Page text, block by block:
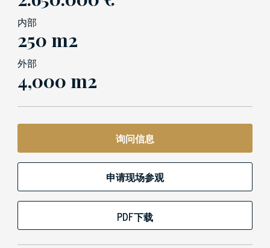
内部
250 m2
外部
4,000 m2
询问信息
申请现场参观
PDF下载